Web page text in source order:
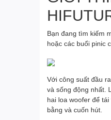
Bạn đang tìm kiếm
hoặc các buổi pinic
Với công suất đầu
và sống động nhất.
hai loa woofer để
bằng và cuốn hút.